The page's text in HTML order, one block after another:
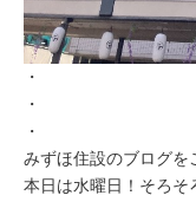
・
・
・
みずほ住設のブログを
本日は水曜日！そろそ